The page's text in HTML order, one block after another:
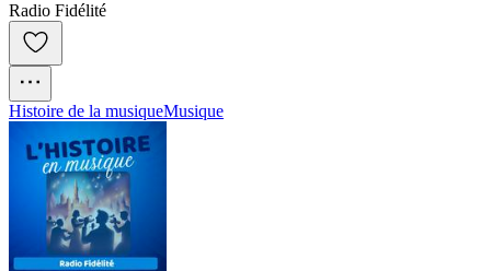
Radio Fidélité
Histoire de la musiqueMusique